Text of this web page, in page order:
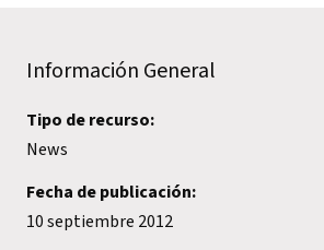
Información General
Tipo de recurso:
News
Fecha de publicación:
10 septiembre 2012